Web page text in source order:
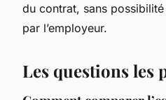
du contrat, sans
par l’employeur.
Les questions les